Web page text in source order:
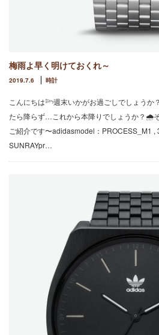
梅雨よ早く明けておくれ～
2019.7.6 時計
こんにちは𓆸週末いかがお過ごしでしょうか
たら降らず…これから本降りでしょうか？🌧
ご紹介です〜adidasmodel：PROCESS_M1 ,
SUNRAYpr…